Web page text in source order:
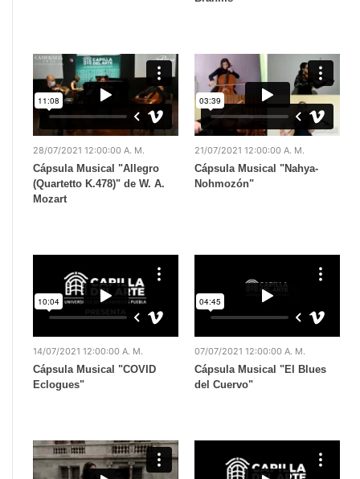
28/07/2021 12:00:00 A. M.
Cápsula Musical "Allegro
(Quartetto K.478)" de W. A.
Mozart
21/07/2021 12:00:00 A. M.
Cápsula Musical "Nahya-
Nohmozón"
14/07/2021 12:00:00 A. M.
Cápsula Musical "COVID
Eclogues"
07/07/2021 12:00:00 A. M.
Cápsula Musical "El Blues
del Cuervo"